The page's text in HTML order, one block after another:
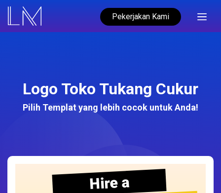
Pekerjakan Kami
Logo Toko Tukang Cukur
Pilih Templat yang lebih cocok untuk Anda!
Hire a